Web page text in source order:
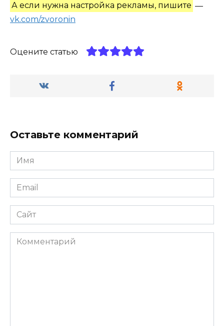
А если нужна настройка рекламы, пишите —
vk.com/zvoronin
Оцените статью
Оставьте комментарий
Имя
*
Email
*
Сайт
Комментарий